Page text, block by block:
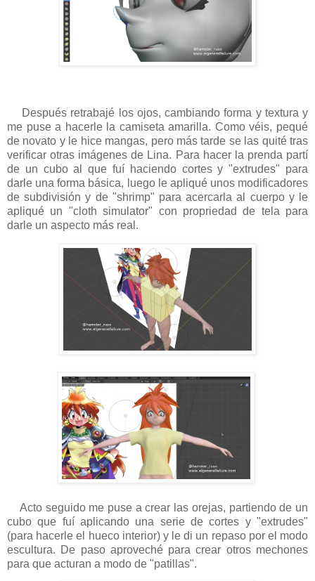
Después retrabajé los ojos, cambiando forma y textura y
me puse a hacerle la camiseta amarilla. Como véis, pequé
de novato y le hice mangas, pero más tarde se las quité tras
verificar otras imágenes de Lina. Para hacer la prenda partí
de un cubo al que fuí haciendo cortes y "extrudes" para
darle una forma básica, luego le apliqué unos modificadores
de subdivisión y de "shrimp" para acercarla al cuerpo y le
apliqué un "cloth simulator" con propriedad de tela para
darle un aspecto más real.
Acto seguido me puse a crear las orejas, partiendo de un
cubo que fuí aplicando una serie de cortes y "extrudes"
(para hacerle el hueco interior) y le di un repaso por el modo
escultura. De paso aproveché para crear otros mechones
para que acturan a modo de "patillas".